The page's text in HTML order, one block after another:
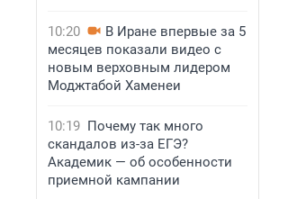
10:20
В Иране впервые за 5
месяцев показали видео с
новым верховным лидером
Моджтабой Хаменеи
10:19 Почему так много
скандалов из-за ЕГЭ?
Академик — об особенности
приемной кампании